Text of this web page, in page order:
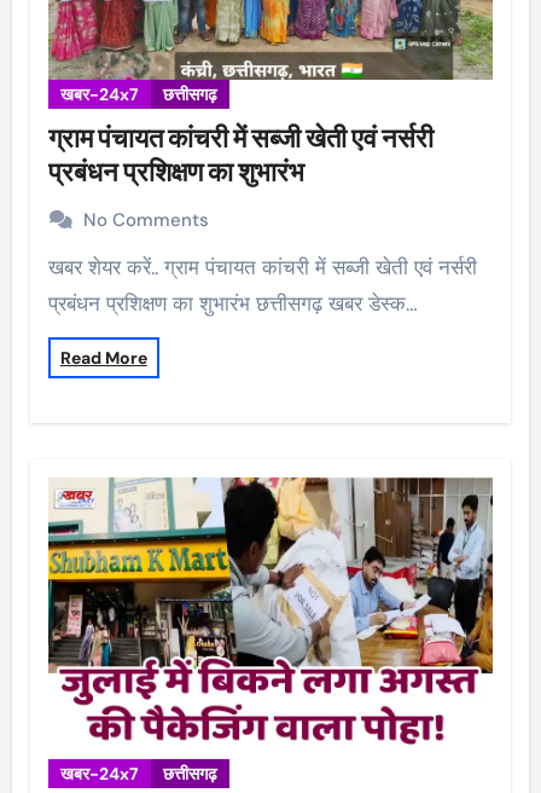
खबर-24x7 छत्तीसगढ़
ग्राम पंचायत कांचरी में सब्जी खेती एवं नर्सरी
प्रबंधन प्रशिक्षण का शुभारंभ
No Comments
खबर शेयर करें.. ग्राम पंचायत कांचरी में सब्जी खेती एवं नर्सरी
प्रबंधन प्रशिक्षण का शुभारंभ छत्तीसगढ़ खबर डेस्क…
Read More
खबर-24x7 छत्तीसगढ़